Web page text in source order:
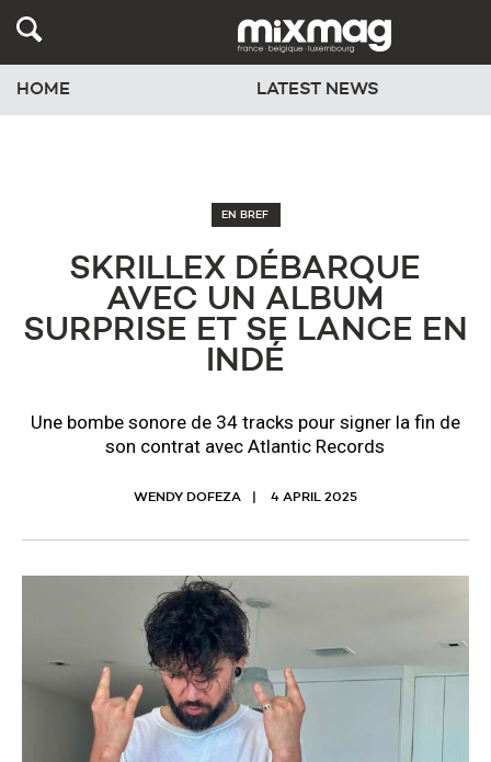
HOME LATEST NEWS
EN BREF
SKRILLEX DÉBARQUE
AVEC UN ALBUM
SURPRISE ET SE LANCE EN
INDÉ
Une bombe sonore de 34 tracks pour signer la fin de
son contrat avec Atlantic Records
WENDY DOFEZA 4 APRIL 2025